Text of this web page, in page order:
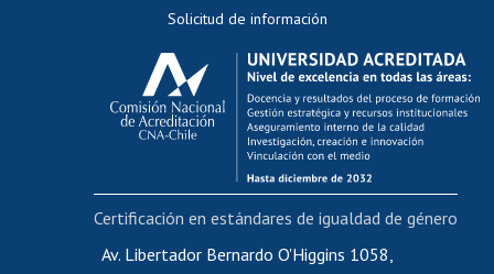
Evaluación docente
Calificación académica
Postulación al AUCAI
Funcionarias/os
Cursos internos de capacitación
Bienestar del personal
Portal de movilidad interna
Certificado de renta
Solicitud de información
Av. Libertador Bernardo O'Higgins 1058,
Certificación en estándares de igualdad de género